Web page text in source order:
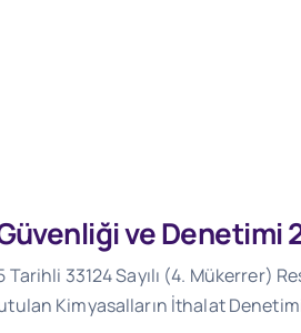
ve Denetimi
Tarihli 33124 Sayılı (4. Mükerrer)
Kimyasalların İthalat